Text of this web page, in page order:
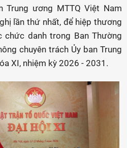
Trung ương MTTQ Việt Nam
lần thứ nhất, để hiệp thương
chức danh trong Ban Thường
chuyên trách Ủy ban Trung
XI, nhiệm kỳ 2026 - 2031.